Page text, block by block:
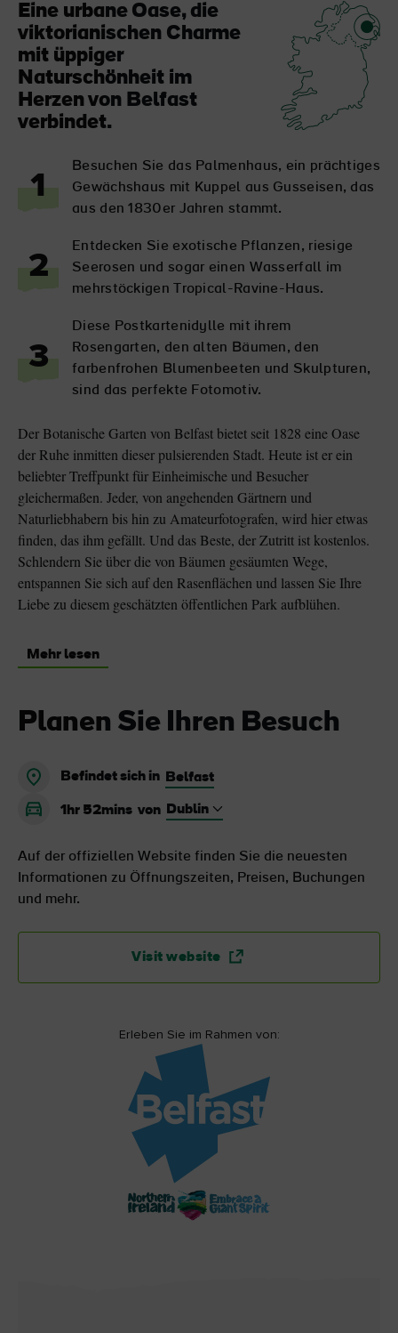
Eine urbane Oase, die
viktorianischen Charme
mit üppiger
Naturschönheit im
Herzen von Belfast
verbindet.
1
Besuchen Sie das Palmenhaus, ein prächtiges
Gewächshaus mit Kuppel aus Gusseisen, das
aus den 1830er Jahren stammt.
2
Entdecken Sie exotische Pflanzen, riesige
Seerosen und sogar einen Wasserfall im
mehrstöckigen Tropical-Ravine-Haus.
3
Diese Postkartenidylle mit ihrem
Rosengarten, den alten Bäumen, den
farbenfrohen Blumenbeeten und Skulpturen,
sind das perfekte Fotomotiv.
Der Botanische Garten von Belfast bietet seit 1828 eine Oase
der Ruhe inmitten dieser pulsierenden Stadt. Heute ist er ein
beliebter Treffpunkt für Einheimische und Besucher
gleichermaßen. Jeder, von angehenden Gärtnern und
Naturliebhabern bis hin zu Amateurfotografen, wird hier etwas
finden, das ihm gefällt. Und das Beste, der Zutritt ist kostenlos.
Schlendern Sie über die von Bäumen gesäumten Wege,
entspannen Sie sich auf den Rasenflächen und lassen Sie Ihre
Liebe zu diesem geschätzten öffentlichen Park aufblühen.
Mehr lesen
Planen Sie Ihren Besuch
Befindet sich in Belfast
1hr 52mins von
Auf der offiziellen Website finden Sie die neuesten
Informationen zu Öffnungszeiten, Preisen, Buchungen
und mehr.
Visit website
Erleben Sie im Rahmen von: